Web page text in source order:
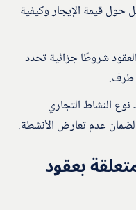
قيمة الإيجار وكيفية
شروطًا جزائية تحدد
طرف.
النشاط التجاري
عدم تعارض الأنشطة.
بعقود